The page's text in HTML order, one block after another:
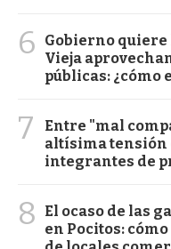
6
Gobierno
Vieja
públicas: ¿cómo
7
Entre "mal
altísima tensión
integrantes de
8
El ocaso de las
en Pocitos: